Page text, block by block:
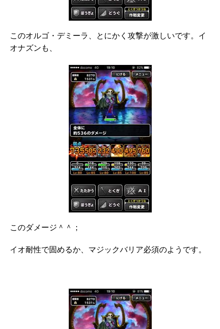
このオルゴ・デミーラ、とにかく攻撃が激しいです。イ
オナズンも、
このダメージ＾＾；
イオ耐性で固めるか、マジックバリア必須のようです。